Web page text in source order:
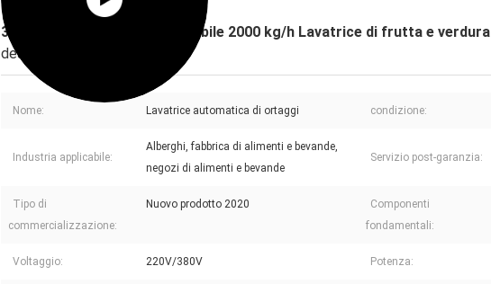
304 Ozone in acciaio inossidabile 2000 kg/h Lavatrice di frutta e verdura
descrizione
Nome: Lavatrice automatica di ortaggi condizione:
Industria applicabile:
Alberghi, fabbrica di alimenti e bevande,
negozi di alimenti e bevande
Servizio post-garanzia:
Tipo di
commercializzazione:
Nuovo prodotto 2020
Componenti
fondamentali:
Voltaggio: 220V/380V Potenza: